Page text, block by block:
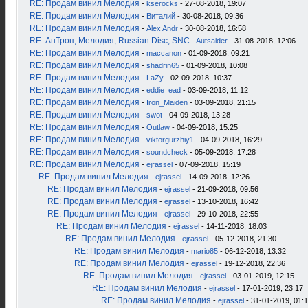
RE: Продам винил Мелодия - kserocks - 27-08-2018, 19:07
RE: Продам винил Мелодия - Виталий - 30-08-2018, 09:36
RE: Продам винил Мелодия - Alex Andr - 30-08-2018, 16:58
RE: АнТроп, Мелодия, Russian Disc, SNC -Autsaider - 31-08-2018, 12:06
RE: Продам винил Мелодия - maccanon - 01-09-2018, 09:21
RE: Продам винил Мелодия - shadrin65 - 01-09-2018, 10:08
RE: Продам винил Мелодия - LaZy - 02-09-2018, 10:37
RE: Продам винил Мелодия - eddie_ead - 03-09-2018, 11:12
RE: Продам винил Мелодия - Iron_Maiden - 03-09-2018, 21:15
RE: Продам винил Мелодия - swot - 04-09-2018, 13:28
RE: Продам винил Мелодия - Outlaw - 04-09-2018, 15:25
RE: Продам винил Мелодия - viktorgurzhiy1 - 04-09-2018, 16:29
RE: Продам винил Мелодия - soundcheck - 05-09-2018, 17:28
RE: Продам винил Мелодия - ejrassel - 07-09-2018, 15:19
RE: Продам винил Мелодия - ejrassel - 14-09-2018, 12:26
RE: Продам винил Мелодия - ejrassel - 21-09-2018, 09:56
RE: Продам винил Мелодия - ejrassel - 13-10-2018, 16:42
RE: Продам винил Мелодия - ejrassel - 29-10-2018, 22:55
RE: Продам винил Мелодия - ejrassel - 14-11-2018, 18:03
RE: Продам винил Мелодия - ejrassel - 05-12-2018, 21:30
RE: Продам винил Мелодия - mario85 - 06-12-2018, 13:32
RE: Продам винил Мелодия - ejrassel - 19-12-2018, 22:36
RE: Продам винил Мелодия - ejrassel - 03-01-2019, 12:15
RE: Продам винил Мелодия - ejrassel - 17-01-2019, 23:17
RE: Продам винил Мелодия - ejrassel - 31-01-2019,